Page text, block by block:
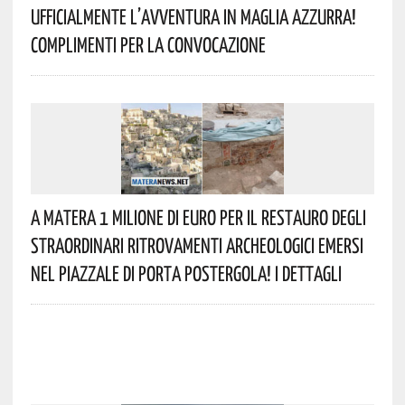
Ufficialmente L’avventura In Maglia Azzurra!
Complimenti Per La Convocazione
A Matera 1 Milione Di Euro Per Il Restauro Degli
Straordinari Ritrovamenti Archeologici Emersi
Nel Piazzale Di Porta Postergola! I Dettagli